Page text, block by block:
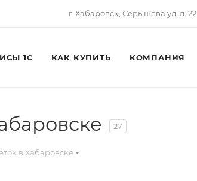
г. Хабаровск, Серышева ул, д. 22
1С КАК КУПИТЬ КОМПАНИЯ
27
в Хабаровске